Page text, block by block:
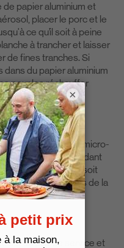
papier aluminium et
placer le porc et le
ce qu’il soit à peine
à trancher et laisser
de fines tranches. Si
du papier aluminium
pour les réchauffer
petit bol allant au micro-
à micro-ondes pendant
jusqu’à ce qu’elle soit
autres ingrédients de la
sur un plat de service et
×